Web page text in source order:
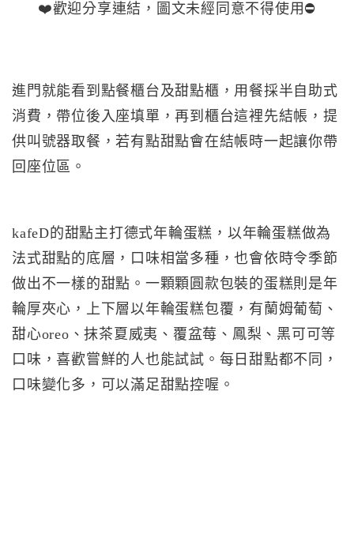
❤️歡迎分享連結，圖文未經同意不得使用⛔️
進門就能看到點餐櫃台及甜點櫃，用餐採半自助式
消費，帶位後入座填單，再到櫃台這裡先結帳，提
供叫號器取餐，若有點甜點會在結帳時一起讓你帶
回座位區。
kafeD的甜點主打德式年輪蛋糕，以年輪蛋糕做為
法式甜點的底層，口味相當多種，也會依時令季節
做出不一樣的甜點。一顆顆圓款包裝的蛋糕則是年
輪厚夾心，上下層以年輪蛋糕包覆，有蘭姆葡萄、
甜心oreo、抹茶夏威夷、覆盆莓、鳳梨、黑可可等
口味，喜歡嘗鮮的人也能試試。每日甜點都不同，
口味變化多，可以滿足甜點控喔。